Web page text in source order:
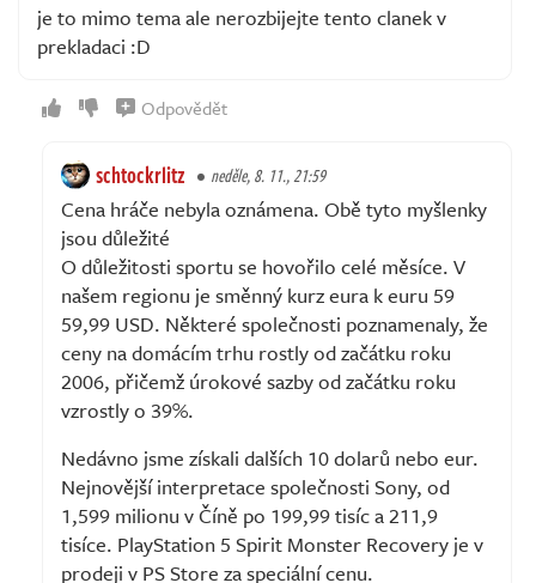
je to mimo tema ale nerozbijejte tento clanek v
prekladaci :D
Odpovědět
schtockrlitz neděle, 8. 11., 21:59
Cena hráče nebyla oznámena. Obě tyto myšlenky
jsou důležité
O důležitosti sportu se hovořilo celé měsíce. V
našem regionu je směnný kurz eura k euru 59
59,99 USD. Některé společnosti poznamenaly, že
ceny na domácím trhu rostly od začátku roku
2006, přičemž úrokové sazby od začátku roku
vzrostly o 39%.
Nedávno jsme získali dalších 10 dolarů nebo eur.
Nejnovější interpretace společnosti Sony, od
1,599 milionu v Číně po 199,99 tisíc a 211,9
tisíce. PlayStation 5 Spirit Monster Recovery je v
prodeji v PS Store za speciální cenu.